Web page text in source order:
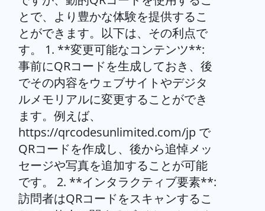
とで、より豊かな体験を提供するこ
とができます。以下は、その利点で
す。 1. **変更可能なコンテンツ**:
事前にQRコードを生成しておき、後
でその内容をウェブサイトやデジタ
ルメモリアルに変更することができ
ます。例えば、
https://qrcodesunlimited.com/jp で
QRコードを作成し、後から追悼メッ
セージや写真を追加することが可能
です。 2. **インタラクティブ要素**:
訪問者はQRコードをスキャンするこ